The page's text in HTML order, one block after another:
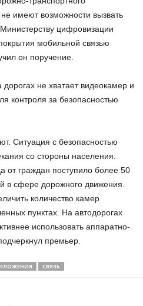
имеют возможности вызвать
цифровизации
мобильной связью
он поручение.
не хватает видеокамер и
контроля за безопасностью
Ситуация с безопасностью
со стороны населения.
от граждан поступило более 50
в сфере дорожного движения.
количество камер
пунктах. На автодорогах
использовать аппаратно-
премьер.
СВЯЗЬ